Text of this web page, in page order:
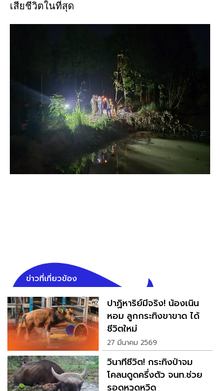
เสียชีวิตในที่สุด
ข่าวที่เกี่ยวข้อง
ปาฏิหาริย์มีจริง! น้องเนิน
หอม ลูกกระทิงขาขาด ได้
ชีวิตใหม่
27 มีนาคม 2569
วินาทีชีวิต! กระทิงป่าจม
โคลนดูดครึ่งตัว จนท.ช่วย
รอดหวุดหวิด